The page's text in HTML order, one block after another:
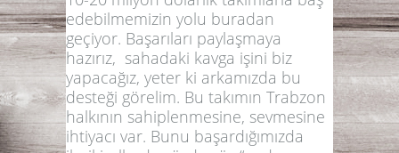
edebilmemizin yolu buradan
geçiyor. Başarıları paylaşmaya
hazırız, sahadaki kavga işini biz
yapacağız, yeter ki arkamızda bu
desteği görelim. Bu takımın Trabzon
halkının sahiplenmesine, sevmesine
ihtiyacı var. Bunu başardığımızda